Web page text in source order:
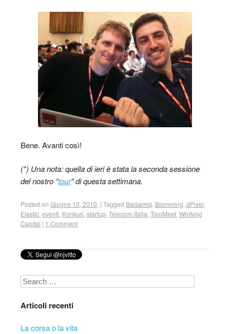
Bene. Avanti così!
(*) Una nota: quella di ieri è stata la seconda sessione
del nostro “tour” di questa settimana.
Posted on Giugno 10, 2010 | Tagged Balsamiq Blomming dPixel
Elastic eventi Konkuri startup Telecom Italia ToolMeet Working
Capital | 1 Comment
Search
Articoli recenti
La corsa o la vita